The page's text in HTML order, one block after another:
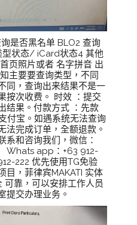
是否黑名单 BLO2 查询
型状态/ iCard状态4 其他
页照片或者 名字拼音 出
主要要查询类型，不同
同，查询出来结果不是一
按次收费。 时效 ：提交
结果。付款方式 ：先款
付宝。如遇系统无法查询
法完成订单，全额退款。
系和咨询我们，微信：
Whats app：+63 912-
222 优先使用TG免验
目，菲律宾MAKATI 实体
可靠，可以安排工作人员
提交办理业务。